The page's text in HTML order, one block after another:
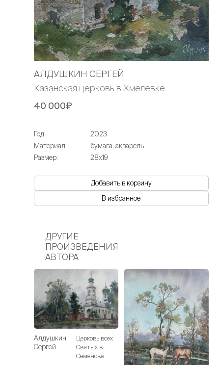
АЛДУШКИН СЕРГЕЙ
Казанская церковь в Хмелевке
40 000₽
Год:
2023
Материал:
бумага, акварель
Размер:
28х19
Добавить в корзину
В избранное
ДРУГИЕ
ПРОИЗВЕДЕНИЯ
АВТОРА
Алдушкин
Сергей
Церковь всех
Святых в
Семенове